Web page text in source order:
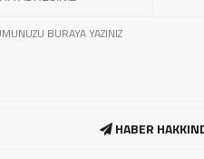
HABER